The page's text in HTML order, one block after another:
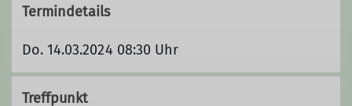
Termindetails
Do. 14.03.2024 08:30 Uhr
Treffpunkt